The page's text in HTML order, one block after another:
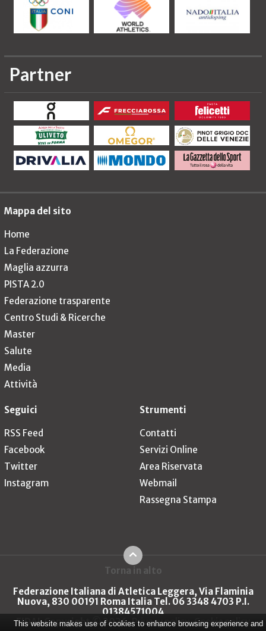
Partner
Mappa del sito
Home
La Federazione
Maglia azzurra
PISTA 2.0
Federazione trasparente
Centro Studi & Ricerche
Master
Salute
Media
Attività
Seguici
RSS Feed
Facebook
Twitter
Instagram
Strumenti
Contatti
Servizi Online
Area Riservata
Webmail
Rassegna Stampa
Torna in alto
Federazione Italiana di Atletica Leggera, Via Flaminia
Nuova, 830 00191 Roma Italia Tel. 06 3348 4703 P.I.
01384571004
FIDAL Copyright © 2026 Privacy policy Cookie policy
This website makes use of cookies to enhance browsing experience and